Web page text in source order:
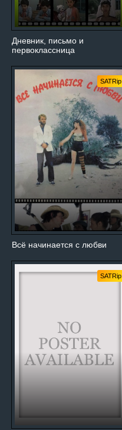
Дневник, письмо и
первоклассница
Всё начинается с любви
SATRip
SATRip